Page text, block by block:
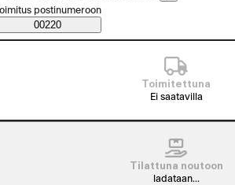
Saatavuustiedot
tilaustapa
postinumeroon
00220
Toimitettuna
Ei saatavilla
Tilattuna noutoon
ladataan...